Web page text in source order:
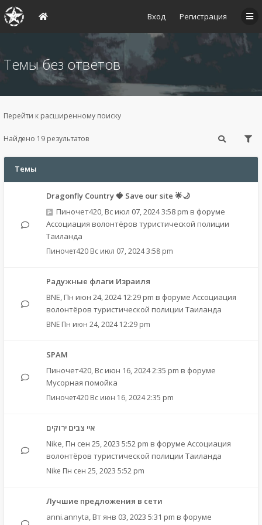
Вход Регистрация
Темы без ответов
Перейти к расширенному поиску
Найдено 19 результатов
Темы
Dragonfly Country 🍓 Save our site 🌟🌙
Пиночет420, Вс июл 07, 2024 3:58 pm в форуме
Ассоциация волонтёров туристической полиции
Таиланда
Пиночет420 Вс июл 07, 2024 3:58 pm
Радужные флаги Израиля
BNE, Пн июн 24, 2024 12:29 pm в форуме Ассоциация
волонтёров туристической полиции Таиланда
BNE Пн июн 24, 2024 12:29 pm
SPAM
Пиночет420, Вс июн 16, 2024 2:35 pm в форуме
Мусорная помойка
Пиночет420 Вс июн 16, 2024 2:35 pm
איי צבים ירוקים
Nike, Пн сен 25, 2023 5:52 pm в форуме Ассоциация
волонтёров туристической полиции Таиланда
Nike Пн сен 25, 2023 5:52 pm
Лучшие предложения в сети
anni.annyta, Вт янв 03, 2023 5:31 pm в форуме